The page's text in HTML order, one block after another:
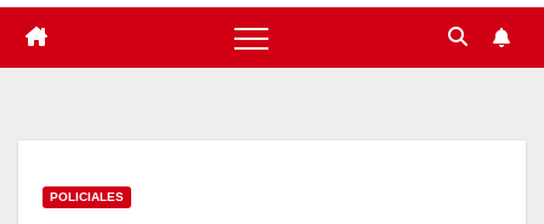
POLICIALES